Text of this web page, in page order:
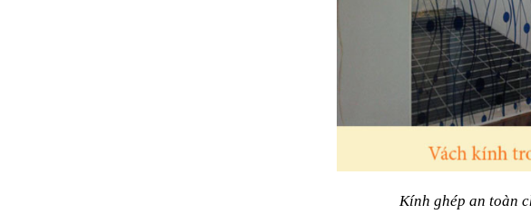
Kính ghép an toàn